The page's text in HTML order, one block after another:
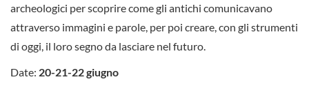
archeologici per scoprire come gli antichi comunicavano
attraverso immagini e parole, per poi creare, con gli strumenti
di oggi, il loro segno da lasciare nel futuro.
Date: 20-21-22 giugno